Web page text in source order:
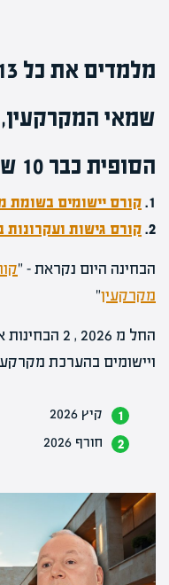
שמאי
הסופית כבר 10 שנים
1. קורס יישומים בשומת
2. קורס גישות
הבחינה היום נקראת – "
מקרקעין"
החל מ 2026
ויישומים בהערכת
קיץ 2026
חורף 2026